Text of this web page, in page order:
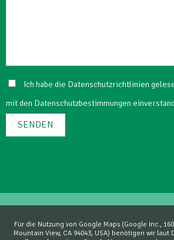
Ich habe die Datenschutzrichtlinien
mit den Datenschutzbestimmungen
Für die Nutzung von Google Maps (Google Inc.,
Mountain View, CA 94043, USA) benötigen wir laut